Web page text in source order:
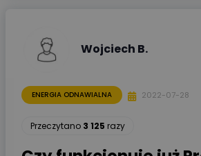
Wojciech B.
ENERGIA ODNAWIALNA 2022-07-28
Przeczytano 3 125 razy